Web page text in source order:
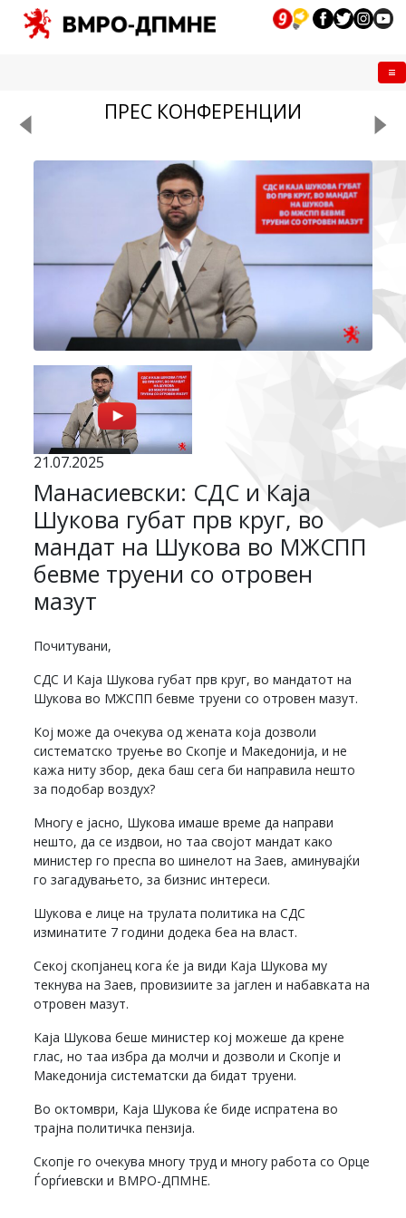
ПРЕС КОНФЕРЕНЦИИ
21.07.2025
Манасиевски: СДС и Каја
Шукова губат прв круг, во
мандат на Шукова во МЖСПП
бевме труени со отровен
мазут
Почитувани,
СДС И Каја Шукова губат прв круг, во мандатот на
Шукова во МЖСПП бевме труени со отровен мазут.
Кој може да очекува од жената која дозволи
систематско труење во Скопје и Македонија, и не
кажа ниту збор, дека баш сега би направила нешто
за подобар воздух?
Многу е јасно, Шукова имаше време да направи
нешто, да се издвои, но таа својот мандат како
министер го преспа во шинелот на Заев, аминувајќи
го загадувањето, за бизнис интереси.
Шукова е лице на трулата политика на СДС
изминатите 7 години додека беа на власт.
Секој скопјанец кога ќе ја види Каја Шукова му
текнува на Заев, провизиите за јаглен и набавката на
отровен мазут.
Каја Шукова беше министер кој можеше да крене
глас, но таа избра да молчи и дозволи и Скопје и
Македонија систематски да бидат труени.
Во октомври, Каја Шукова ќе биде испратена во
трајна политичка пензија.
Скопје го очекува многу труд и многу работа со Орце
Ѓорѓиевски и ВМРО-ДПМНЕ.